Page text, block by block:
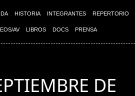
HISTORIA INTEGRANTES REPERTORIO
AV LIBROS DOCS PRENSA
DE